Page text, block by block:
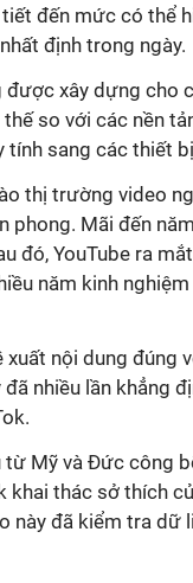
đến mức có thể
định trong ngày.
xây dựng cho
so với các nền
tính sang các thiết
thị trường video
phong. Mãi đến
đó, YouTube ra
năm kinh
nội dung đúng
nhiều lần khẳng
Mỹ và Đức công
khai thác sở thích
này đã kiểm tra